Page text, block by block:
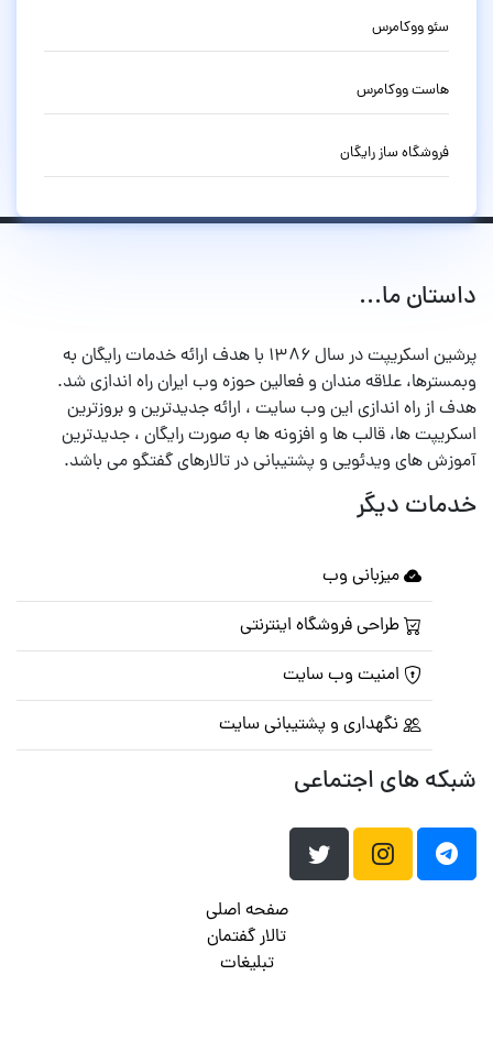
سئو ووکامرس
هاست ووکامرس
فروشگاه ساز رایگان
داستان ما...
پرشین اسکریپت در سال ۱۳۸۶ با هدف ارائه خدمات رایگان به
وبمسترها، علاقه مندان و فعالین حوزه وب ایران راه اندازی شد.
هدف از راه اندازی این وب سایت ، ارائه جدیدترین و بروزترین
اسکریپت ها، قالب ها و افزونه ها به صورت رایگان ، جدیدترین
آموزش های ویدئویی و پشتیبانی در تالارهای گفتگو می باشد.
خدمات دیگر
میزبانی وب
طراحی فروشگاه اینترنتی
امنیت وب سایت
نگهداری و پشتیبانی سایت
شبکه های اجتماعی
صفحه اصلی
تالار گفتمان
تبلیغات